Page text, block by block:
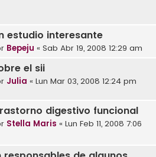
estudio interesante
Bepeju « Sab Abr 19, 2008 12:29 am
el sii
Julia « Lun Mar 03, 2008 12:24 pm
digestivo funcional
Stella Maris « Lun Feb 11, 2008 7:06